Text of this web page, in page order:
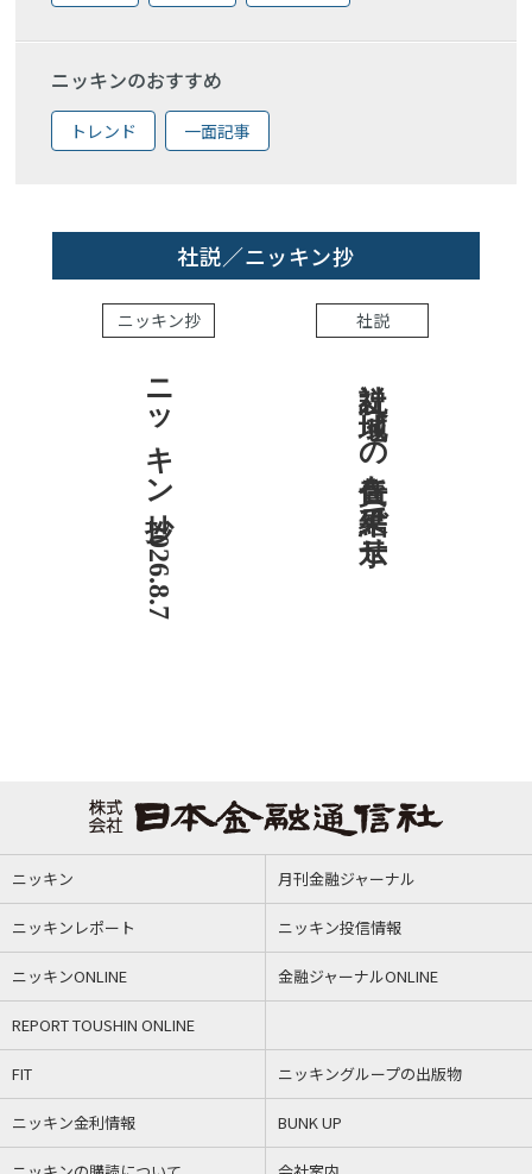
ニッキンのおすすめ
トレンド 一面記事
社説／ニッキン抄
ニッキン抄
ニッキン抄 2026.8.7
社説
社説 地域への責任を結果で示せ
ニッキン 月刊金融ジャーナル
ニッキンレポート ニッキン投信情報
ニッキンONLINE 金融ジャーナルONLINE
REPORT TOUSHIN ONLINE
FIT ニッキングループの出版物
ニッキン金利情報 BUNK UP